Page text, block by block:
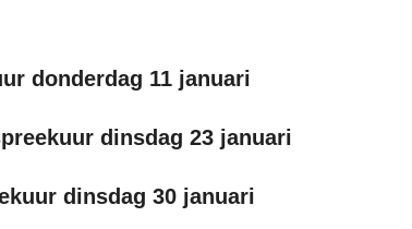
donderdag 11 januari
dinsdag 23 januari
dinsdag 30 januari